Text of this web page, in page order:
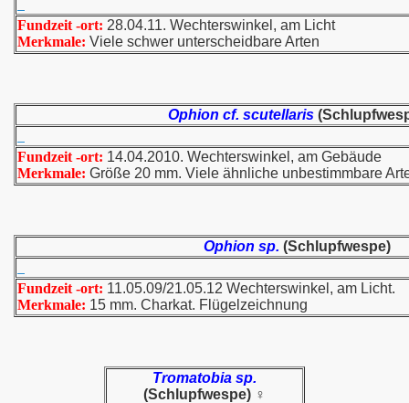
Fundzeit -ort: 28.04.11. Wechterswinkel, am Licht
Merkmale: Viele schwer unterscheidbare Arten
Ophion cf. scutellaris
Fundzeit -ort: 14.04.2010. Wechterswinkel, am Gebäude
Merkmale: Größe 20 mm. Viele ähnliche unbestimmbare
Ophion sp. (Schlupfwespe)
Fundzeit -ort: 11.05.09/21.05.12 Wechterswinkel, am Licht.
Merkmale: 15 mm. Charkat. Flügelzeichnung
Tromatobia sp.
(Schlupfwespe) ♀